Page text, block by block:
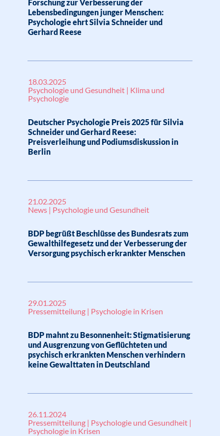
Forschung zur Verbesserung der
Lebensbedingungen junger Menschen:
Psychologie ehrt Silvia Schneider und
Gerhard Reese
18.03.2025
Psychologie und Gesundheit | Klima und
Psychologie
Deutscher Psychologie Preis 2025 für Silvia
Schneider und Gerhard Reese:
Preisverleihung und Podiumsdiskussion in
Berlin
21.02.2025
News | Psychologie und Gesundheit
BDP begrüßt Beschlüsse des Bundesrats zum
Gewalthilfegesetz und der Verbesserung der
Versorgung psychisch erkrankter Menschen
29.01.2025
Pressemitteilung | Psychologie in Krisen
BDP mahnt zu Besonnenheit: Stigmatisierung
und Ausgrenzung von Geflüchteten und
psychisch erkrankten Menschen verhindern
keine Gewalttaten in Deutschland
26.11.2024
Pressemitteilung | Psychologie und Gesundheit |
Psychologie in Krisen